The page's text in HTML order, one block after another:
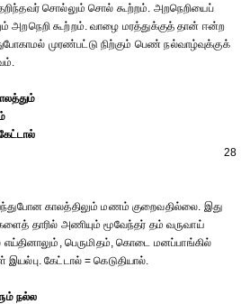
சொல்லும் சொல் கூற்றம். அறநெறியைப்
அறநெறி கூற்றம். வாழை மரத்துக்குத் தான் ஈன்ற
முரண்பட்டு நிற்கும் பெண் நல்வாழ்வுக்குக்
28
காலத்திலும் மணம் குறைவதில்லை. இது
தாரில் அணியும் மூவேந்தர் தம் வருவாய்
எய்தினாலும், பெருமிதம், கொடை மனப்பாங்கில்
கேட்டால் = கெடுதியால்.
நல்ல